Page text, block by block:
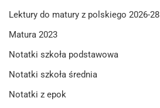
Lektury do matury z polskiego 2026-28
Matura 2023
Notatki szkoła podstawowa
Notatki szkoła średnia
Notatki z epok